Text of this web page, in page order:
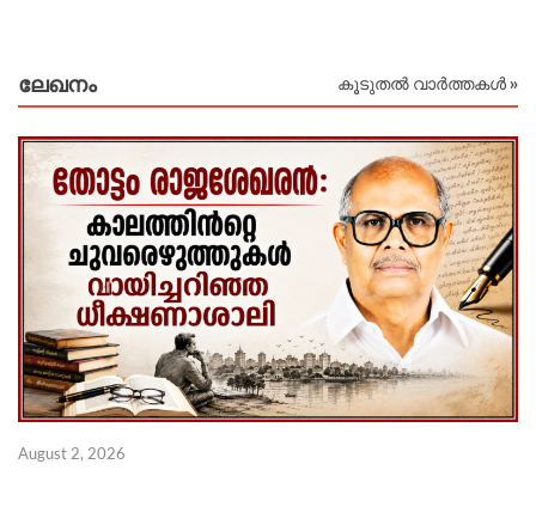
ലേഖനം കൂടുതൽ വാർത്തകൾ »
August 2, 2026